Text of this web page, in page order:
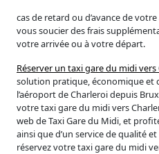
cas de retard ou d’avance de
vous soucier des frais
votre arrivée ou à votre départ.
Réserver un taxi gare du midi
solution pratique, économique et
l’aéroport de Charleroi depuis
votre taxi gare du midi vers
web de Taxi Gare du Midi, et
ainsi que d’un service de qualité
réservez votre taxi gare du midi